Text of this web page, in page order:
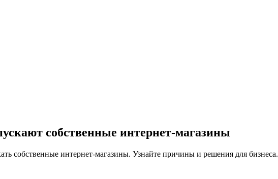
собственные интернет-магазины
собственные интернет-магазины. Узнайте причины и решения для бизнеса.